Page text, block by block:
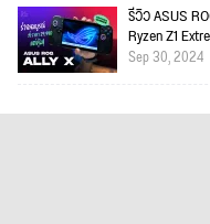
รีวิว ASUS
Ryzen Z1
Sep 30, 2024